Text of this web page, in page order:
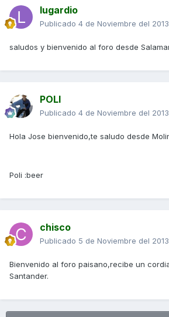
lugardio
Publicado 4 de Noviembre del 2013
saludos y bienvenido al foro desde
POLI
Publicado 4 de Noviembre del 2013
Hola Jose bienvenido,te saludo desde
Poli :beer
chisco
Publicado 5 de Noviembre del 2013
Bienvenido al foro paisano,recibe un
Santander.